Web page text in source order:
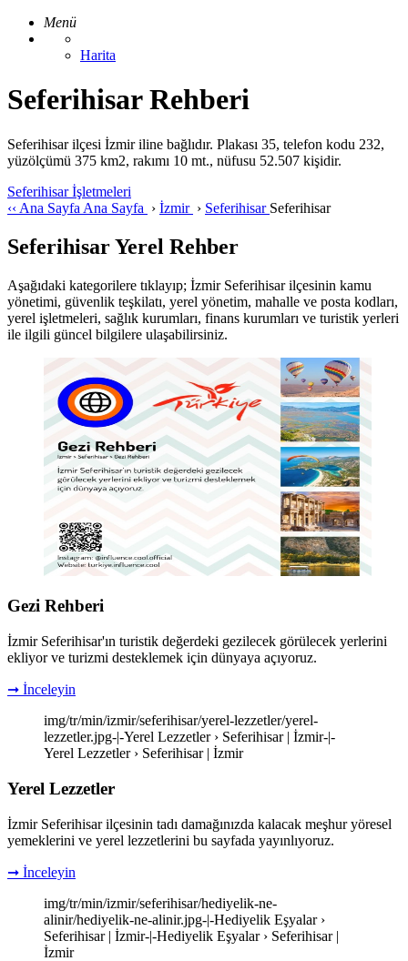
Menü
Harita
Seferihisar Rehberi
Seferihisar ilçesi İzmir iline bağlıdır. Plakası 35, telefon kodu 232,
yüzölçümü 375 km2, rakımı 10 mt., nüfusu 52.507 kişidir.
Seferihisar İşletmeleri
‹‹ Ana Sayfa Ana Sayfa › İzmir › Seferihisar Seferihisar
Seferihisar Yerel Rehber
Aşağıdaki kategorilere tıklayıp; İzmir Seferihisar ilçesinin kamu
yönetimi, güvenlik teşkilatı, yerel yönetim, mahalle ve posta kodları,
yerel işletmeleri, sağlık kurumları, finans kurumları ve turistik yerleri
ile ilgili güncel bilgilere ulaşabilirsiniz.
Gezi Rehberi
İzmir Seferihisar'ın turistik değerdeki gezilecek görülecek yerlerini
ekliyor ve turizmi desteklemek için dünyaya açıyoruz.
➞ İnceleyin
img/tr/min/izmir/seferihisar/yerel-lezzetler/yerel-
lezzetler.jpg-|-Yerel Lezzetler › Seferihisar | İzmir-|-
Yerel Lezzetler › Seferihisar | İzmir
Yerel Lezzetler
İzmir Seferihisar ilçesinin tadı damağınızda kalacak meşhur yöresel
yemeklerini ve yerel lezzetlerini bu sayfada yayınlıyoruz.
➞ İnceleyin
img/tr/min/izmir/seferihisar/hediyelik-ne-
alinir/hediyelik-ne-alinir.jpg-|-Hediyelik Eşyalar ›
Seferihisar | İzmir-|-Hediyelik Eşyalar › Seferihisar |
İzmir